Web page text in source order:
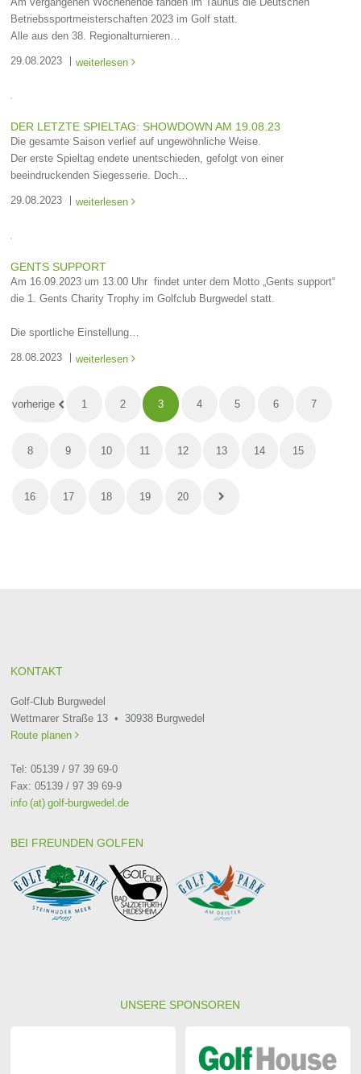
Betriebssportmeisterschaften 2023 im Golf statt.
Alle aus den 38. Regionalturnieren…
29.08.2023 weiterlesen
DER LETZTE SPIELTAG: SHOWDOWN AM 19.08.23
Die gesamte Saison verlief auf ungewöhnliche Weise.
Der erste Spieltag endete unentschieden, gefolgt von einer
beeindruckenden Siegesserie. Doch…
29.08.2023 weiterlesen
GENTS SUPPORT
Am 16.09.2023 um 13.00 Uhr findet unter dem Motto „Gents support“
die 1. Gents Charity Trophy im Golfclub Burgwedel statt.
Die sportliche Einstellung…
28.08.2023 weiterlesen
vorherige 1 2 3 4 5 6 7
8 9 10 11 12 13 14 15
16 17 18 19 20
KONTAKT
Golf-Club Burgwedel
Wettmarer Straße 13 • 30938 Burgwedel
Route planen
Tel: 05139 / 97 39 69-0
Fax: 05139 / 97 39 69-9
info (at) golf-burgwedel.de
BEI FREUNDEN GOLFEN
UNSERE SPONSOREN